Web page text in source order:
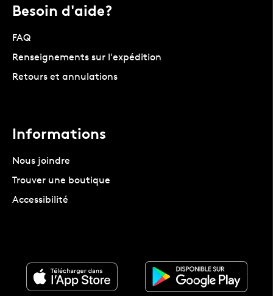
Besoin d'aide?
FAQ
Renseignements sur l'expédition
Retours et annulations
Informations
Nous joindre
Trouver une boutique
Accessibilité